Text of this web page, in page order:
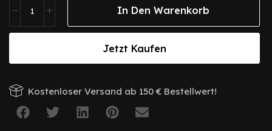
In Den Warenkorb
Jetzt Kaufen
Kostenloser Versand ab 150 € Bestellwert!